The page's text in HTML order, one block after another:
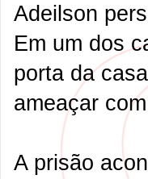
Adeilson
Em um dos
porta da
ameaçar
A prisão